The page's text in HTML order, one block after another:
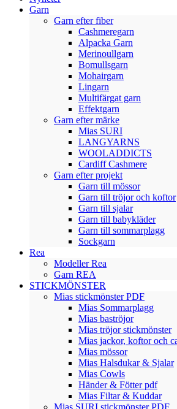
Garn
Garn efter fiber
Cashmeregarn
Alpacka Garn
Merinoullgarn
Bomullsgarn
Mohairgarn
Lingarn
Multifärgat garn
Effektgarn
Garn efter märke
Mias SURI
LANGYARNS
WOOLADDICTS
Cardiff Cashmere
Garn efter projekt
Garn till mössor
Garn till tröjor och koftor
Garn till sjalar
Garn till babykläder
Garn till sommarplagg
Sockgarn
Rea
Modeller Rea
Garn REA
STICKMÖNSTER
Mias stickmönster PDF
Mias Sommarplagg
Mias baströjor
Mias tröjor stickmönster
Mias jackor, koftor och
Mias mössor
Mias Halsdukar & Sjalar
Mias Cowls
Händer & Fötter pdf
Mias Filtar & Kuddar
Mias SURI stickmönster PDF